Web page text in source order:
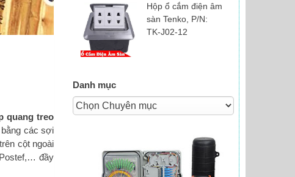
quang treo
các sợi
cột ngoài
đầy
Hộp ổ cắm điện âm
sàn Tenko, P/N:
TK-J02-12
Danh mục